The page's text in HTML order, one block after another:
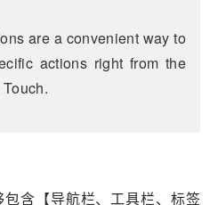
are a convenient way to
actions right from the
含【导航栏、工具栏、标签